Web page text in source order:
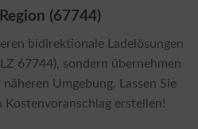
(67744)
bidirektionale Ladelösungen
67744), sondern übernehmen
Umgebung. Lassen Sie
erstellen!